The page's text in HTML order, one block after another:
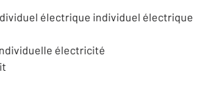
électrique individuel électrique
électricité